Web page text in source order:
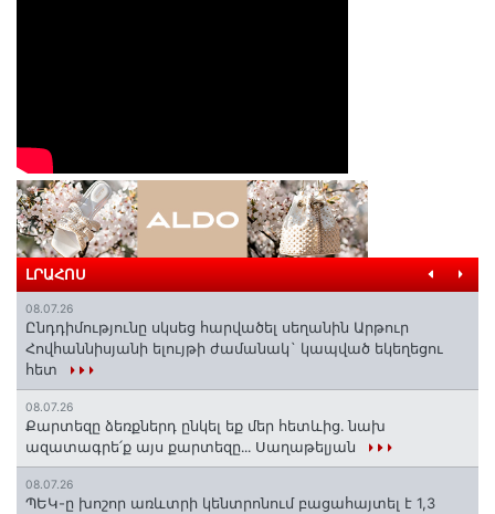
ԼՐԱՀՈՍ
08.07.26
Ընդդիմությունը սկսեց հարվածել սեղանին Արթուր
Հովհաննիսյանի ելույթի ժամանակ` կապված եկեղեցու
հետ
08.07.26
Քարտեզը ձեռքներդ ընկել եք մեր հետևից․ նախ
ազատագրե՛ք այս քարտեզը․․․ Սաղաթելյան
08.07.26
ՊԵԿ-ը խոշոր առևտրի կենտրոնում բացահայտել է 1,3